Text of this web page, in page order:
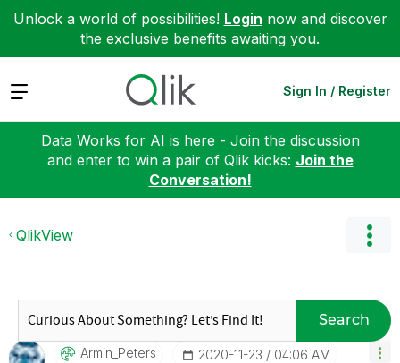
Unlock a world of possibilities! Login now and discover
the exclusive benefits awaiting you.
Expand Sign In / Register
Data Works for AI is here - Join the discussion
and enter to win a pair of Qlik kicks: Join the
Conversation!
QlikView
Search
Armin_Peters ‎2020-11-23 04:06 AM